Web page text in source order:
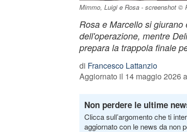
Mimmo, Luigi e Rosa - screenshot ©
Rosa e Marcello si giurano
dell'operazione, mentre
prepara la trappola finale
di Francesco Lattanzio
Aggiornato il 14 maggio 2026
Non perdere le ultime
Clicca sull’argomento che ti
aggiornato con le news da non